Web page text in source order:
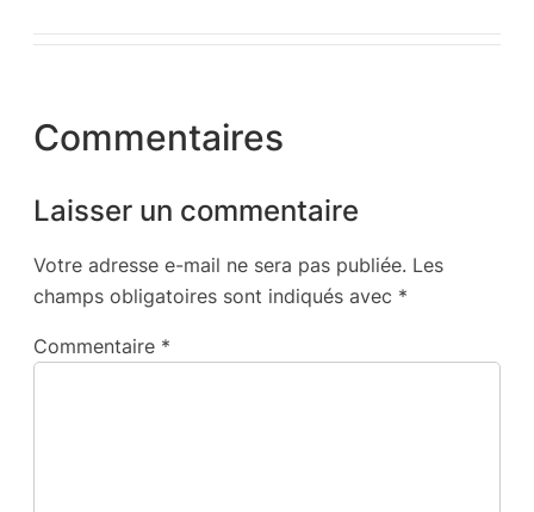
Commentaires
Laisser un commentaire
Votre adresse e-mail ne sera pas publiée. Les
champs obligatoires sont indiqués avec *
Commentaire *